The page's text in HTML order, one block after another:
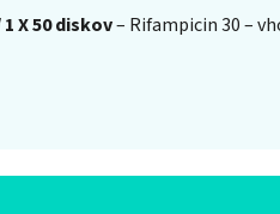
X 50 diskov– Rifampicin 30 –